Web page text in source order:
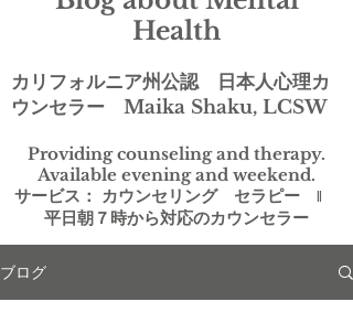
Health
カリフォルニア州公認 日本人心理カ
ウンセラー Maika Shaku, LCSW
Providing counseling and therapy.
Available evening and weekend.
サービス： カウンセリング セラピー ‖
平日朝７時から対応のカウンセラー
ブログ